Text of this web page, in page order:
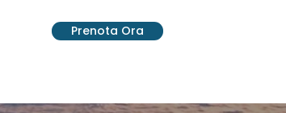
Prenota Ora